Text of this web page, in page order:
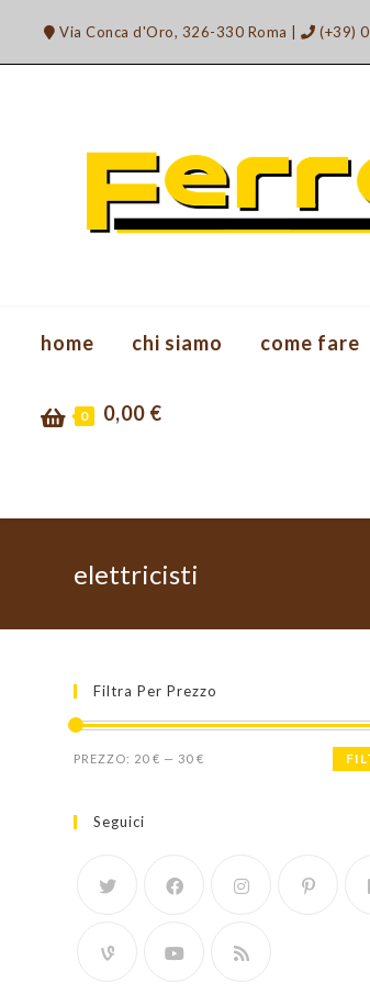
contenuto
Via Conca d'Oro, 326-330 Roma (+39)
home chi siamo come fare
0 0,00 €
elettricisti
Filtra Per Prezzo
Prezzo
Prezzo
PREZZO: 20 € — 30 €
Seguici